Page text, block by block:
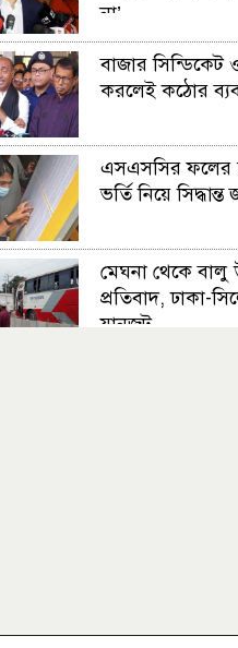
না’
বাজার
করলেই কঠোর
এসএসসির ফলের
ভর্তি নিয়ে
মেঘনা থেকে বালু
প্রতিবাদ, ঢাকা-
যানজট